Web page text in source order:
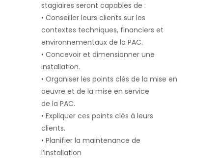
stagiaires seront capables de :
• Conseiller leurs clients sur les
contextes techniques, financiers et
environnementaux de la PAC.
• Concevoir et dimensionner une
installation.
• Organiser les points clés de la mise en
oeuvre et de la mise en service
de la PAC.
• Expliquer ces points clés à leurs
clients.
• Planifier la maintenance de
l’installation